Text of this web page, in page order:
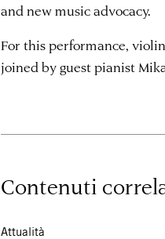
and new music advocacy.
For this performance,
joined by guest pianist
Contenuti
Attualità